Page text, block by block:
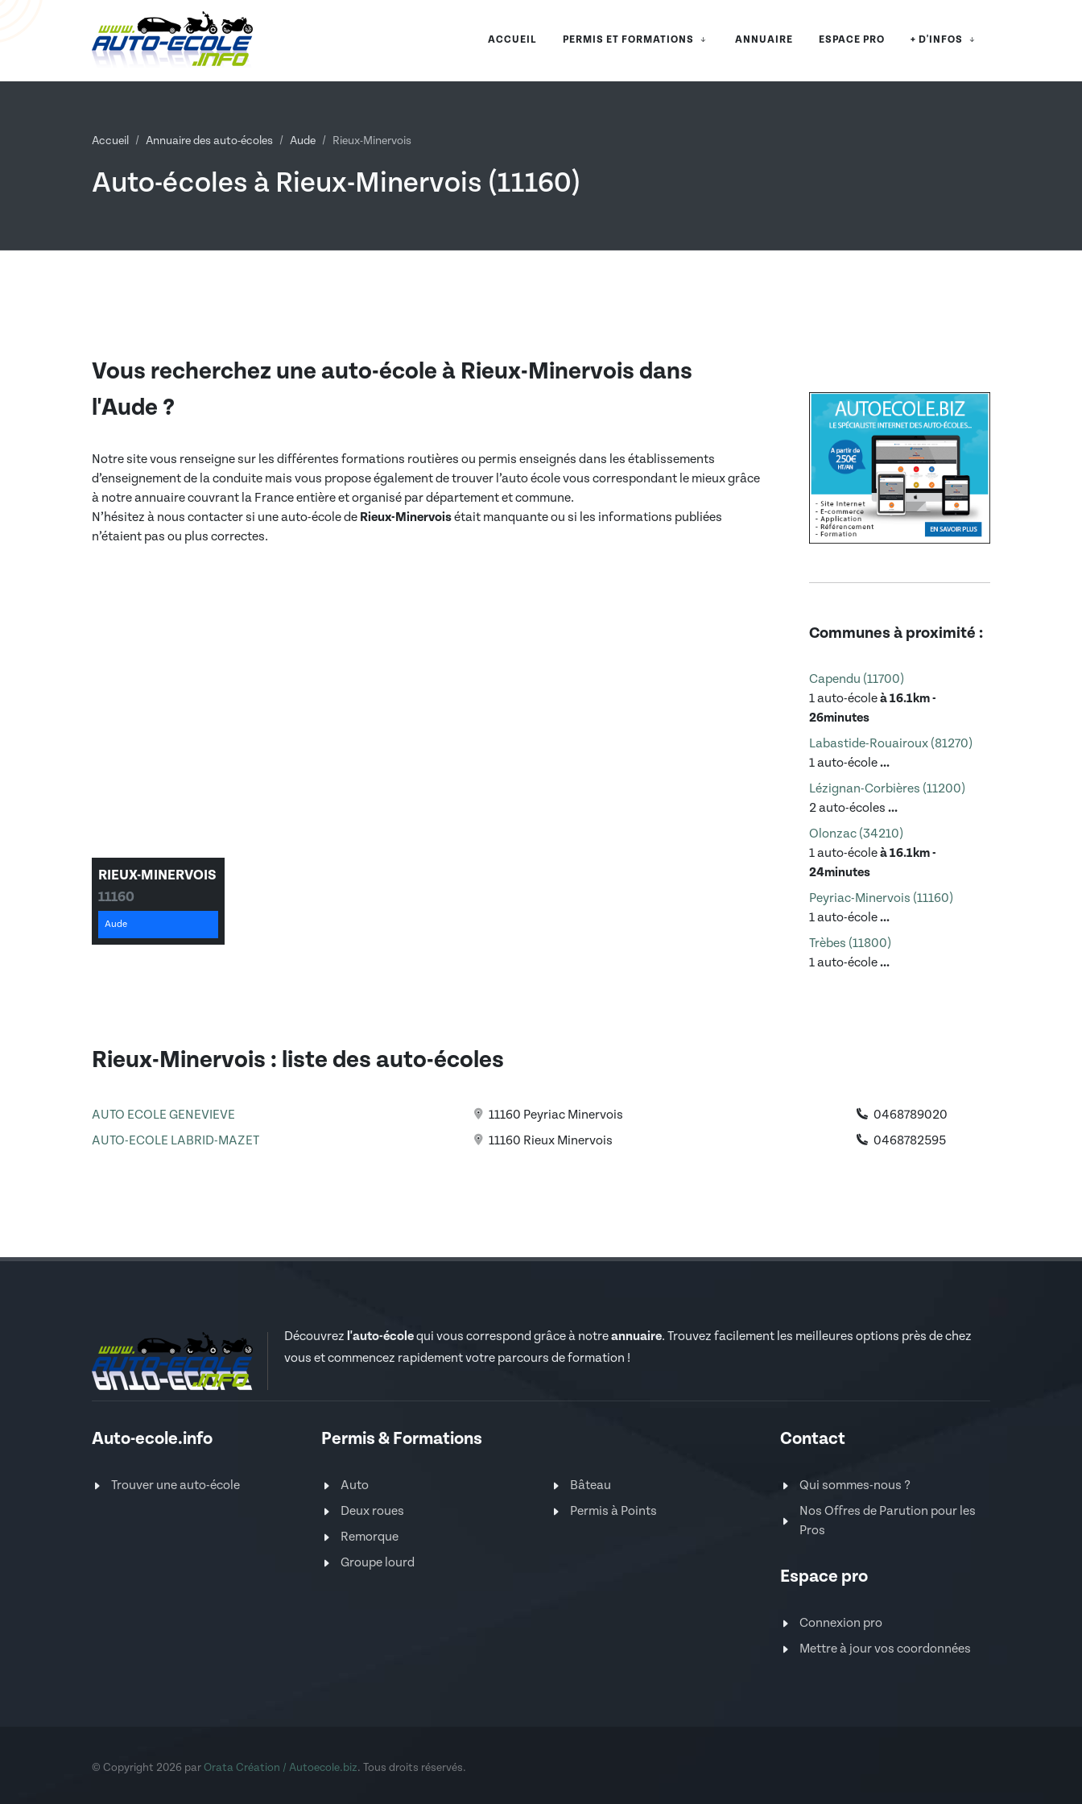
ACCUEIL PERMIS ET FORMATIONS ANNUAIRE ESPACE PRO + D'INFOS
Accueil Annuaire des auto-écoles Aude Rieux-Minervois
Auto-écoles à Rieux-Minervois (11160)
Vous recherchez une auto-école à Rieux-Minervois dans
l'Aude ?
Notre site vous renseigne sur les différentes formations routières ou permis enseignés dans les établissements
d’enseignement de la conduite mais vous propose également de trouver l’auto école vous correspondant le mieux grâce
à notre annuaire couvrant la France entière et organisé par département et commune.
N’hésitez à nous contacter si une auto-école de Rieux-Minervoisétait manquante ou si les informations publiées
n’étaient pas ou plus correctes.
RIEUX-MINERVOIS
11160
Aude
Communes à proximité :
Capendu (11700)
1 auto-écoleà 16.1km -
26minutes
Labastide-Rouairoux (81270)
1 auto-école...
Lézignan-Corbières (11200)
2 auto-écoles ...
Olonzac (34210)
1 auto-écoleà 16.1km -
24minutes
Peyriac-Minervois (11160)
1 auto-école...
Trèbes (11800)
1 auto-école...
Rieux-Minervois : liste des auto-écoles
AUTO ECOLE GENEVIEVE 11160 Peyriac Minervois
0468789020
AUTO-ECOLE LABRID-MAZET
11160 Rieux Minervois 0468782595
Découvrez l'auto-écolequi vous correspond grâce à notreannuaire. Trouvez facilement les meilleures options près de chez
vous et commencez rapidement votre parcours de formation !
Auto-ecole.info
Trouver une auto-école
Permis & Formations
Auto
Deux roues
Remorque
Groupe lourd
Bâteau
Permis à Points
Contact
Qui sommes-nous ?
Nos Offres de Parution pour les
Pros
Espace pro
Connexion pro
Mettre à jour vos coordonnées
© Copyright 2026 parOrata Création / Autoecole.biz. Tous droits réservés.